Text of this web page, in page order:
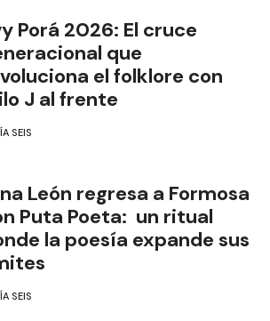
Porá 2026: El cruce
que
el folklore con
J al frente
SEIS
León regresa a Formosa
Puta Poeta: un ritual
la poesía expande sus
SEIS